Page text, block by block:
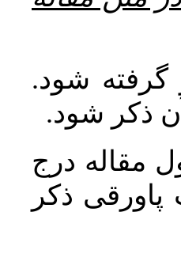
گرفته شود.
ذکر شود.
مقاله درج
ذکر